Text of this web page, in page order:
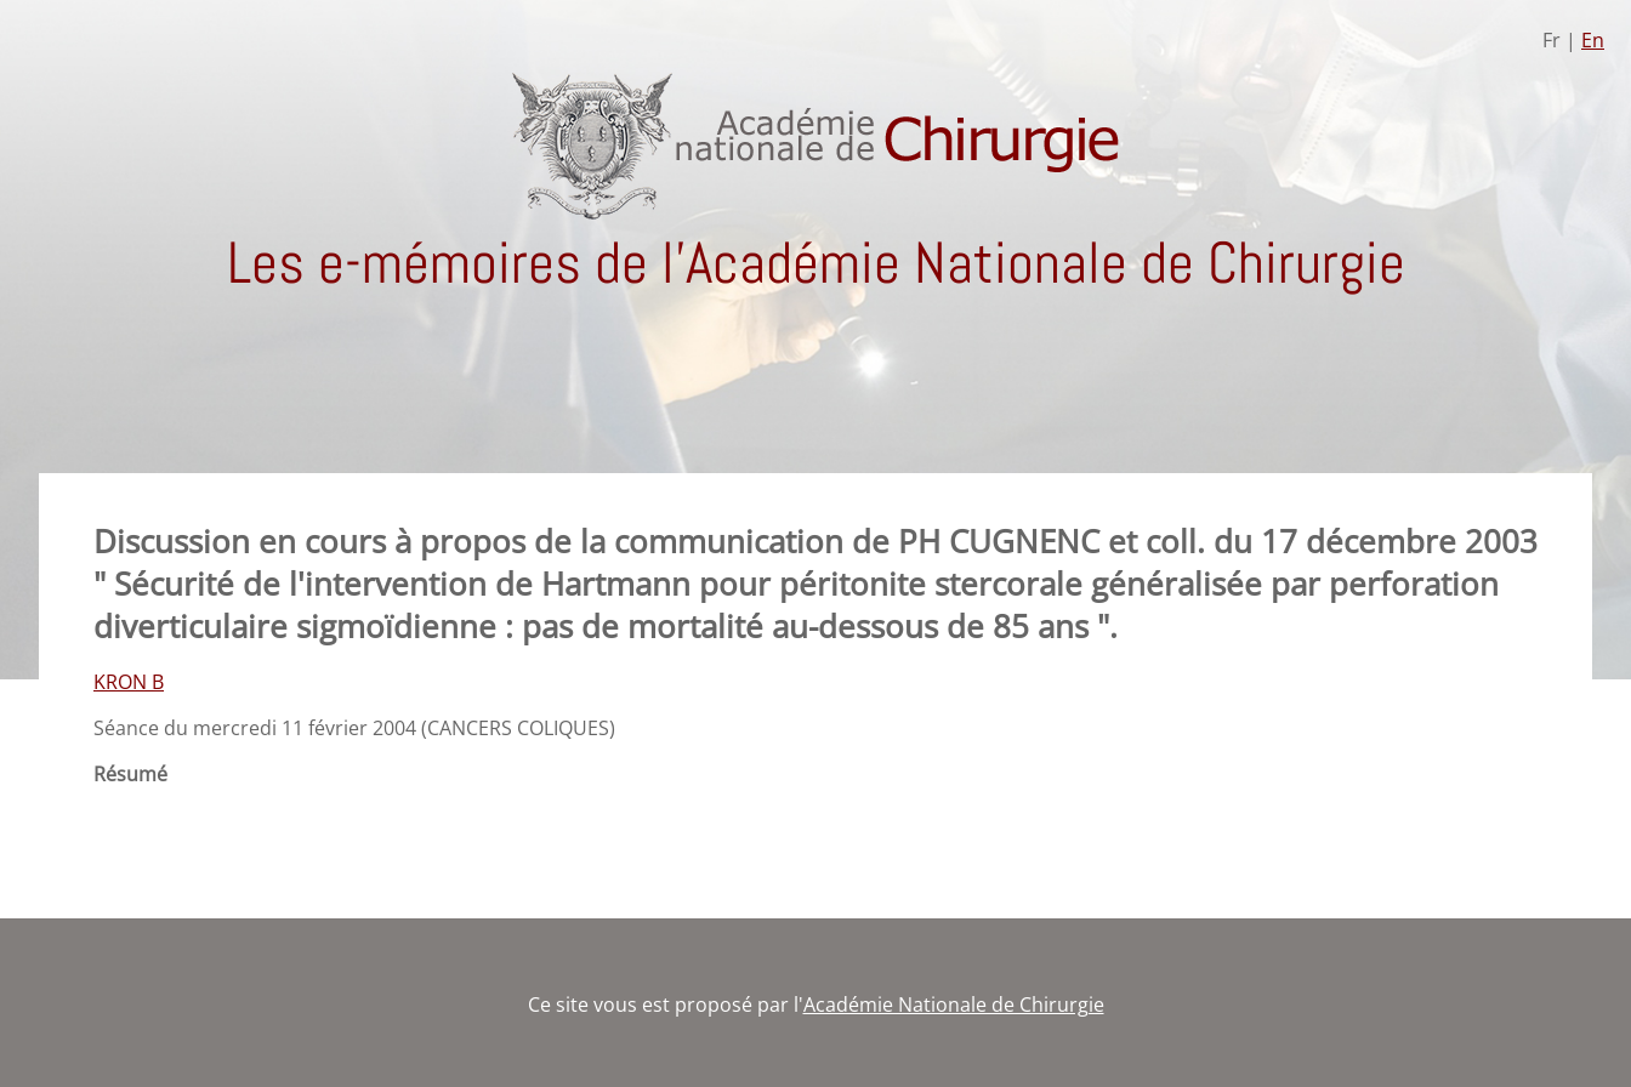
Fr | En
Les e-mémoires de l'Académie Nationale de Chirurgie
Discussion en cours à propos de la communication de PH CUGNENC et coll. du 17 décembre 2003
" Sécurité de l'intervention de Hartmann pour péritonite stercorale généralisée par perforation
diverticulaire sigmoïdienne : pas de mortalité au-dessous de 85 ans ".
KRON B
Séance du mercredi 11 février 2004 (CANCERS COLIQUES)
Résumé
Ce site vous est proposé par l'Académie Nationale de Chirurgie